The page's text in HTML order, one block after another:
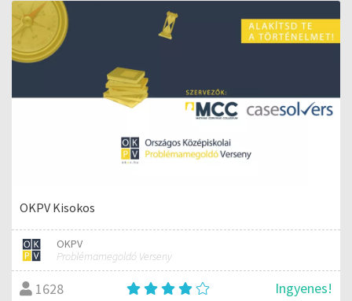
OKPV Kisokos
OKPV
Problémamegoldó Verseny
1628 Ingyenes!